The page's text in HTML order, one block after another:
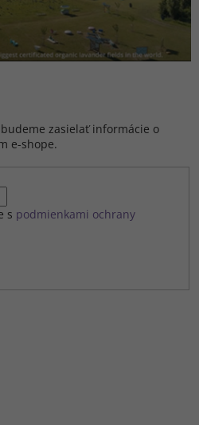
zasielať informácie o
e-shope.
s podmienkami ochrany